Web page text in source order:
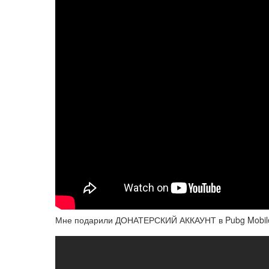
Мне подарили ДОНАТЕРСКИЙ АККАУНТ в Pubg